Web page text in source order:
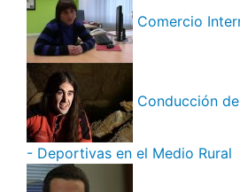
Comercio
Conducción
- Deportivas en el Medio Rural